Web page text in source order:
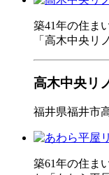
築41年の住ま
「高木中央リ
高木中央リ
福井県福井市
築61年の住ま